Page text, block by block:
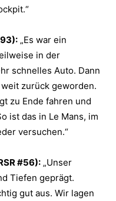
„Es war ein
in der
schnelles Auto. Dann
zurück geworden.
zu Ende fahren und
ist das in Le Mans, im
versuchen.“
#56): „Unser
Tiefen geprägt.
gut aus. Wir lagen